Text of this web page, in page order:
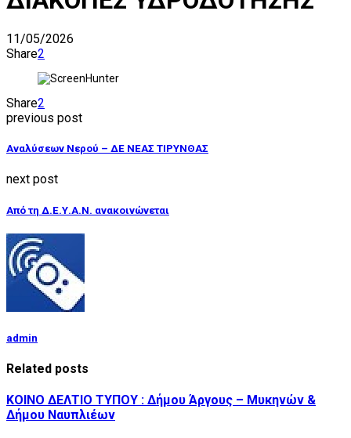
11/05/2026
Share2
Share2
previous post
Αναλύσεων Νερού – ΔΕ ΝΕΑΣ ΤΙΡΥΝΘΑΣ
next post
Από τη Δ.Ε.Υ.Α.Ν. ανακοινώνεται
admin
Related posts
ΚΟΙΝΟ ΔΕΛΤΙΟ ΤΥΠΟΥ : Δήμου Άργους – Μυκηνών &
Δήμου Ναυπλιέων